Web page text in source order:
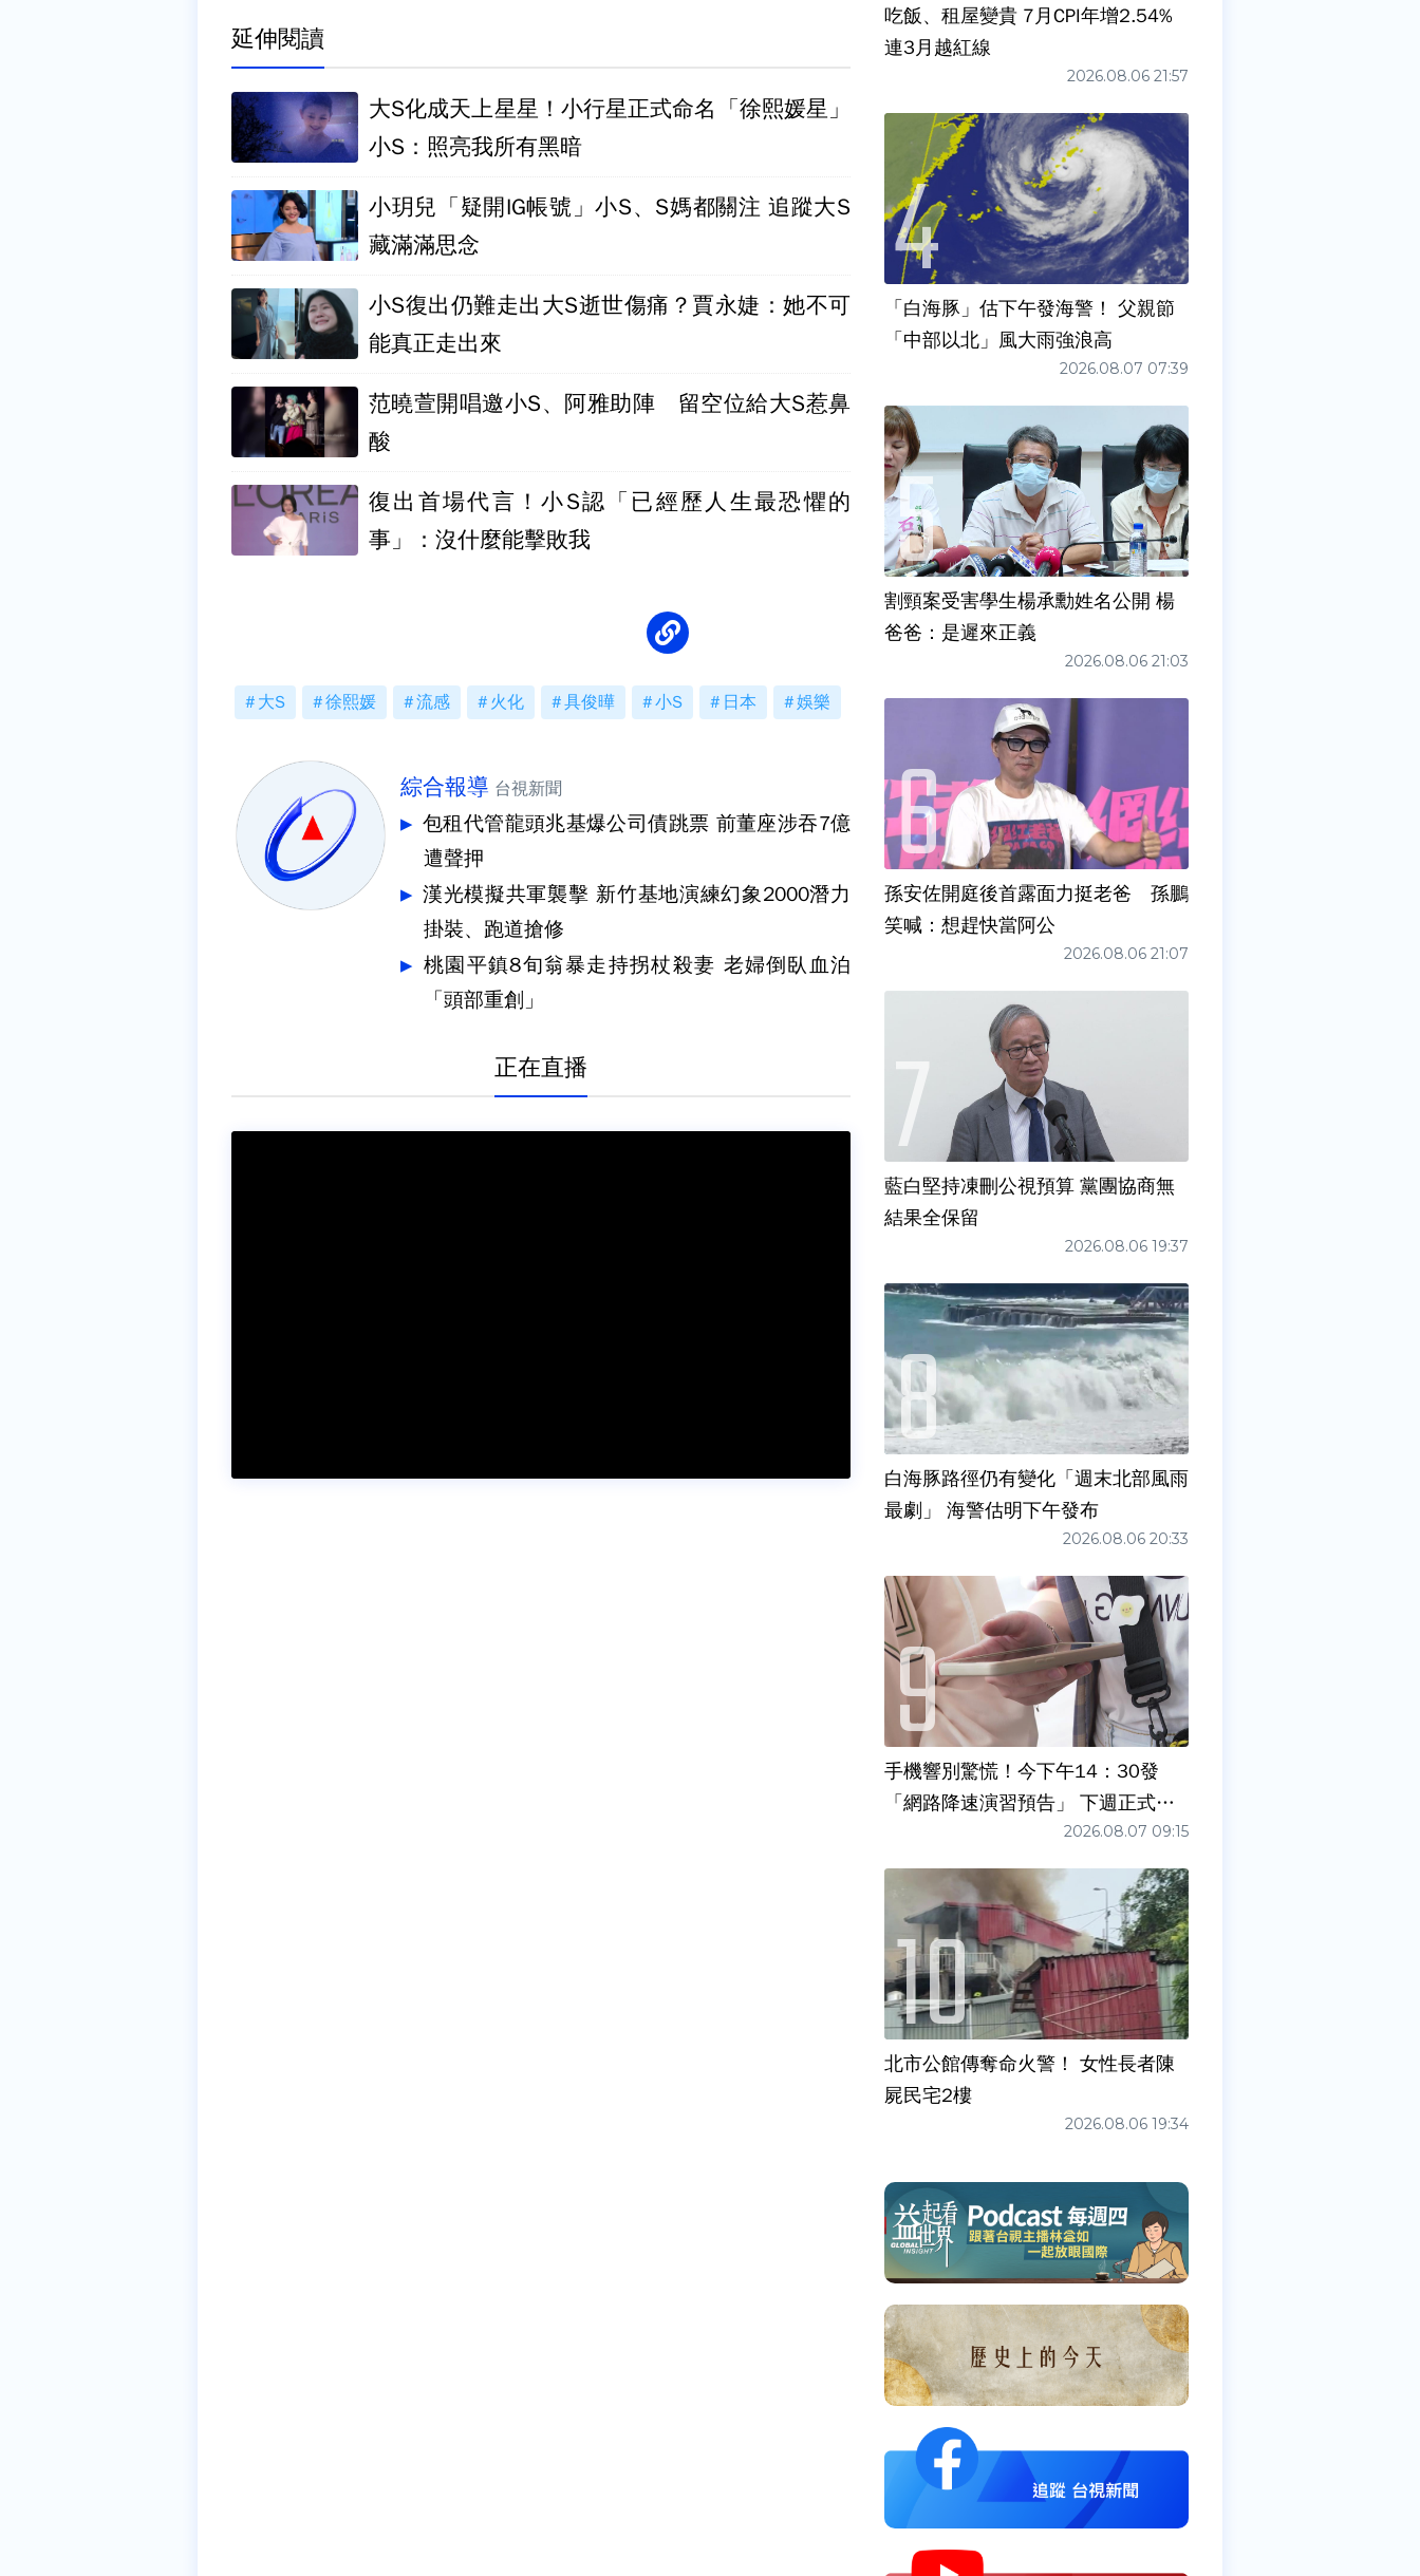
延伸閱讀
大S化成天上星星！小行星正式命名「徐熙媛星」
小S：照亮我所有黑暗
小玥兒「疑開IG帳號」小S、S媽都關注 追蹤大S
藏滿滿思念
小S復出仍難走出大S逝世傷痛？賈永婕：她不可
能真正走出來
范曉萱開唱邀小S、阿雅助陣 留空位給大S惹鼻
酸
復出首場代言！小S認「已經歷人生最恐懼的
事」：沒什麼能擊敗我
大S 徐熙媛 流感 火化 具俊曄 小S 日本 娛樂
綜合報導 台視新聞
包租代管龍頭兆基爆公司債跳票 前董座涉吞7億
遭聲押
漢光模擬共軍襲擊 新竹基地演練幻象2000潛力
掛裝、跑道搶修
桃園平鎮8旬翁暴走持拐杖殺妻 老婦倒臥血泊
「頭部重創」
正在直播
吃飯、租屋變貴 7月CPI年增2.54%
連3月越紅線
2026.08.06 21:57
「白海豚」估下午發海警！ 父親節
「中部以北」風大雨強浪高
2026.08.07 07:39
割頸案受害學生楊承勳姓名公開 楊
爸爸：是遲來正義
2026.08.06 21:03
孫安佐開庭後首露面力挺老爸 孫鵬
笑喊：想趕快當阿公
2026.08.06 21:07
藍白堅持凍刪公視預算 黨團協商無
結果全保留
2026.08.06 19:37
白海豚路徑仍有變化「週末北部風雨
最劇」 海警估明下午發布
2026.08.06 20:33
手機響別驚慌！今下午14：30發
「網路降速演習預告」 下週正式登
2026.08.07 09:15
北市公館傳奪命火警！ 女性長者陳
屍民宅2樓
2026.08.06 19:34